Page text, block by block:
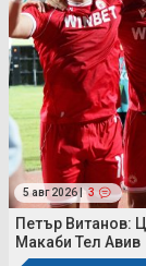
5 авг 2026 | 3
Петър Витанов:
Макаби Тел Авив